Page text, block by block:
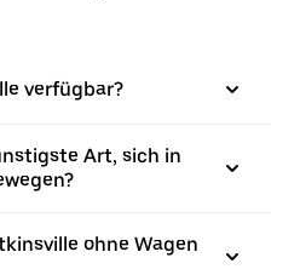
verfügbar?
Art, sich in
ohne Wagen